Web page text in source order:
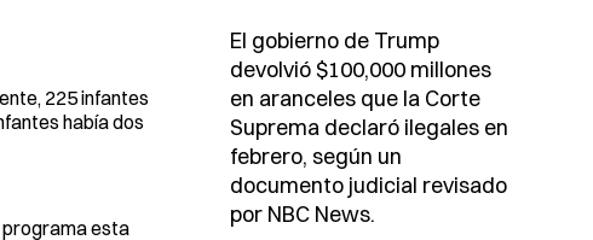
225 infantes
había dos
programa esta
El gobierno de Trump
devolvió $100,000 millones
en aranceles que la Corte
Suprema declaró ilegales en
febrero, según un
documento judicial revisado
por NBC News.